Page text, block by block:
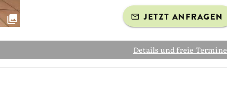
JETZT ANFRAGEN
Details und freie Termine